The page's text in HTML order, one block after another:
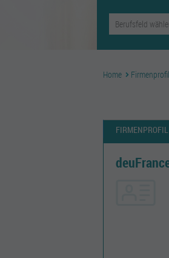
Home
FIRMENPROFIL